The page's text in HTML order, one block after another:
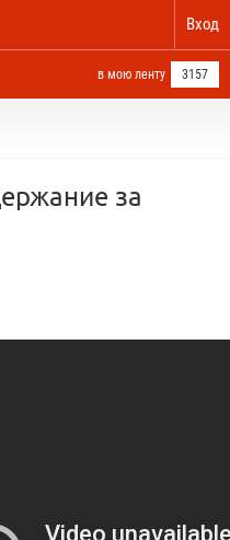
Вход
в мою ленту 3157
за